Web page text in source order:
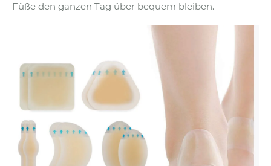
Füße den ganzen Tag über bequem bleiben.